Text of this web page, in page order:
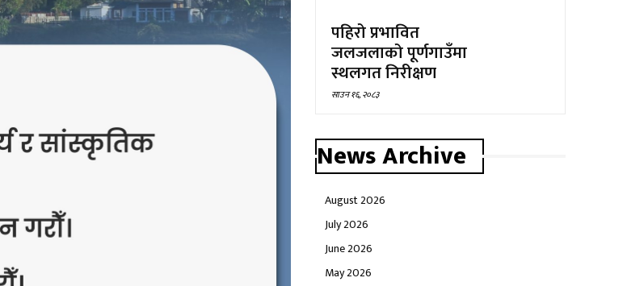
पहिरो प्रभावित
जलजलाको पूर्णगाउँमा
स्थलगत निरीक्षण
साउन १६, २०८३
News Archive
August 2026
July 2026
June 2026
May 2026